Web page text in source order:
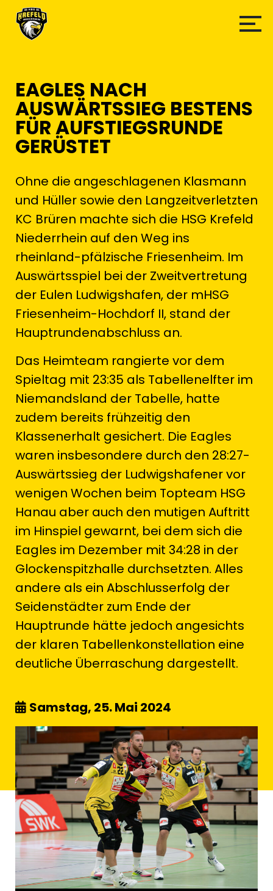
EAGLES NACH
AUSWÄRTSSIEG BESTENS
FÜR AUFSTIEGSRUNDE
GERÜSTET
Ohne die angeschlagenen Klasmann
und Hüller sowie den Langzeitverletzten
KC Brüren machte sich die HSG Krefeld
Niederrhein auf den Weg ins
rheinland-pfälzische Friesenheim. Im
Auswärtsspiel bei der Zweitvertretung
der Eulen Ludwigshafen, der mHSG
Friesenheim-Hochdorf II, stand der
Hauptrundenabschluss an.
Das Heimteam rangierte vor dem
Spieltag mit 23:35 als Tabellenelfter im
Niemandsland der Tabelle, hatte
zudem bereits frühzeitig den
Klassenerhalt gesichert. Die Eagles
waren insbesondere durch den 28:27-
Auswärtssieg der Ludwigshafener vor
wenigen Wochen beim Topteam HSG
Hanau aber auch den mutigen Auftritt
im Hinspiel gewarnt, bei dem sich die
Eagles im Dezember mit 34:28 in der
Glockenspitzhalle durchsetzten. Alles
andere als ein Abschlusserfolg der
Seidenstädter zum Ende der
Hauptrunde hätte jedoch angesichts
der klaren Tabellenkonstellation eine
deutliche Überraschung dargestellt.
Samstag, 25. Mai 2024